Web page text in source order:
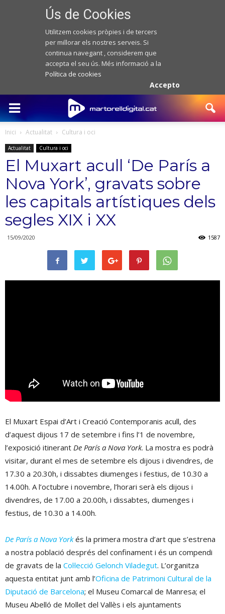
Ús de Cookies
Utilitzem cookies pròpies i de tercers
per millorar els nostres serveis. Si
continua navegant , considerem que
accepta el seu ús. Més informació a la
Política de cookies
Accepto
Inici Actualitat Cultura i oci
Actualitat Cultura i oci
El Muxart acull ‘De París a
Nova York’, gravats sobre
les capitals artístiques dels
segles XIX i XX
15/09/2020 1587
El Muxart Espai d’Art i Creació Contemporanis acull, des
d’aquest dijous 17 de setembre i fins l’1 de novembre,
l’exposició itinerant De París a Nova York. La mostra es podrà
visitar, durant el mes de setembre els dijous i divendres, de
17.30 a 20.30h, i dissabtes diumenges i festius, de 10.30 a
14.00h. A l’octubre i novembre, l’horari serà els dijous i
divendres, de 17.00 a 20.00h, i dissabtes, diumenges i
festius, de 10.30 a 14.00h.
De París a Nova Yorkés la primera mostra d’art que s’estrena
a nostra població després del confinament i és un compendi
de gravats de la Col·lecció Gelonch Viladegut. L’organitza
aquesta entitat junt amb l’Oficina de Patrimoni Cultural de la
Diputació de Barcelona; el Museu Comarcal de Manresa; el
Museu Abelló de Mollet del Vallès i els ajuntaments